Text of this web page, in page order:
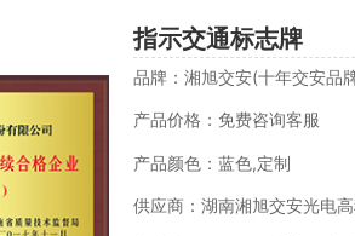
指示交通标志牌
品牌：湘旭交安(十年交安品
产品价格：免费咨询客服
产品颜色：蓝色,定制
供应商：湖南湘旭交安光电